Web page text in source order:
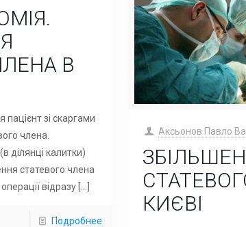
В
пацієнт зі скаргами
члена.
ділянці калитки)
статевого члена
відразу[…]
Подробнее
Аксьонов Павло
КИЄВІ